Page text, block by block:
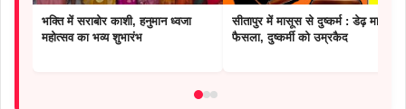
भक्ति में सराबोर काशी, हनुमान ध्वजा
महोत्सव का भव्य शुभारंभ
सीतापुर में मासूस से दुष्कर्म : डेढ़ माह में
फैसला, दुष्कर्मी को उम्रकैद